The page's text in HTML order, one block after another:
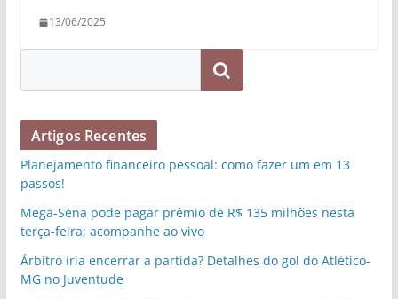
13/06/2025
Pesquisar
Artigos Recentes
Planejamento financeiro pessoal: como fazer um em 13
passos!
Mega-Sena pode pagar prêmio de R$ 135 milhões nesta
terça-feira; acompanhe ao vivo
Árbitro iria encerrar a partida? Detalhes do gol do Atlético-
MG no Juventude